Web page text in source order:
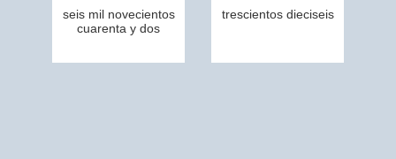
seis mil novecientos
cuarenta y dos
trescientos dieciseis